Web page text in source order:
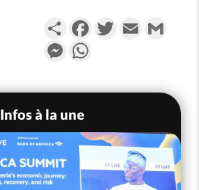
PartagerFacebookTwitterEmail
Messenger
Infos à la une